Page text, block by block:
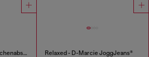
Sweatshirt-Kleid mit Rüschenabschluss Relaxed - D-Marcie JoggJeans®